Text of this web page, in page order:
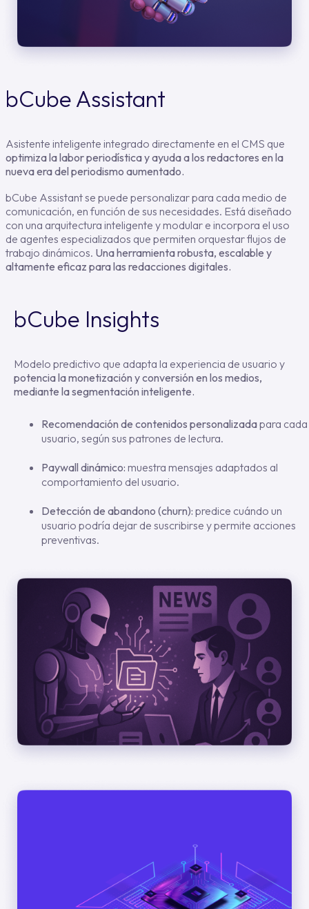
bCube Assistant
Asistente inteligente integrado directamente en el CMS que
optimiza la labor periodística y ayuda a los redactores en la
nueva era del periodismo aumentado.
bCube Assistant se puede personalizar para cada medio de
comunicación, en función de sus necesidades. Está diseñado
con una arquitectura inteligente y modular e incorpora el uso
de agentes especializados que permiten orquestar flujos de
trabajo dinámicos. Una herramienta robusta, escalable y
altamente eficaz para las redacciones digitales.
bCube Insights
Modelo predictivo que adapta la experiencia de usuario y
potencia la monetización y conversión en los medios,
mediante la segmentación inteligente.
Recomendación de contenidos personalizadapara cada
usuario, según sus patrones de lectura.
Paywall dinámico: muestra mensajes adaptados al
comportamiento del usuario.
Detección de abandono (churn): predice cuándo un
usuario podría dejar de suscribirse y permite acciones
preventivas.